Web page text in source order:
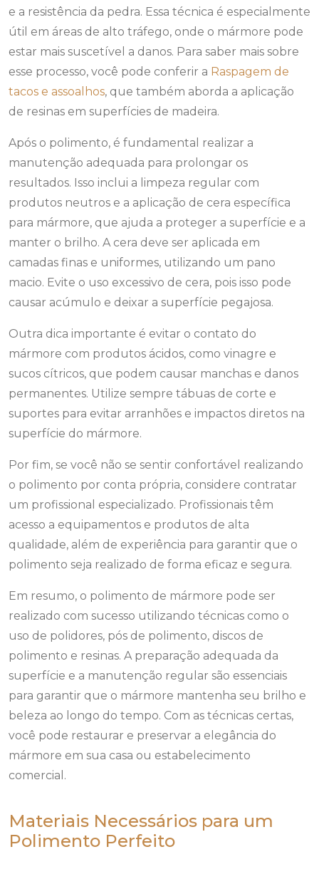
e a resistência da pedra. Essa técnica é especialmente
útil em áreas de alto tráfego, onde o mármore pode
estar mais suscetível a danos. Para saber mais sobre
esse processo, você pode conferir a Raspagem de
tacos e assoalhos, que também aborda a aplicação
de resinas em superfícies de madeira.
Após o polimento, é fundamental realizar a
manutenção adequada para prolongar os
resultados. Isso inclui a limpeza regular com
produtos neutros e a aplicação de cera específica
para mármore, que ajuda a proteger a superfície e a
manter o brilho. A cera deve ser aplicada em
camadas finas e uniformes, utilizando um pano
macio. Evite o uso excessivo de cera, pois isso pode
causar acúmulo e deixar a superfície pegajosa.
Outra dica importante é evitar o contato do
mármore com produtos ácidos, como vinagre e
sucos cítricos, que podem causar manchas e danos
permanentes. Utilize sempre tábuas de corte e
suportes para evitar arranhões e impactos diretos na
superfície do mármore.
Por fim, se você não se sentir confortável realizando
o polimento por conta própria, considere contratar
um profissional especializado. Profissionais têm
acesso a equipamentos e produtos de alta
qualidade, além de experiência para garantir que o
polimento seja realizado de forma eficaz e segura.
Em resumo, o polimento de mármore pode ser
realizado com sucesso utilizando técnicas como o
uso de polidores, pós de polimento, discos de
polimento e resinas. A preparação adequada da
superfície e a manutenção regular são essenciais
para garantir que o mármore mantenha seu brilho e
beleza ao longo do tempo. Com as técnicas certas,
você pode restaurar e preservar a elegância do
mármore em sua casa ou estabelecimento
comercial.
Materiais Necessários para um
Polimento Perfeito